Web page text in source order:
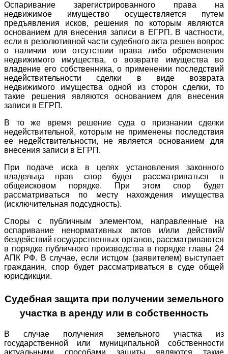
Оспаривание зарегистрированного права на
недвижимое имущество осуществляется путем
предъявления исков, решения по которым являются
основанием для внесения записи в ЕГРП. В частности,
если в резолютивной части судебного акта решен вопрос
о наличии или отсутствии права либо обременения
недвижимого имущества, о возврате имущества во
владение его собственника, о применении последствий
недействительности сделки в виде возврата
недвижимого имущества одной из сторон сделки, то
такие решения являются основанием для внесения
записи в ЕГРП.
В то же время решение суда о признании сделки
недействительной, которым не применены последствия
ее недействительности, не является основанием для
внесения записи в ЕГРП.
При подаче иска в целях установления законного
владельца прав спор будет рассматриваться в
общеисковом порядке. При этом спор будет
рассматриваться по месту нахождения имущества
(исключительная подсудность).
Споры с публичным элементом, направленные на
оспаривание ненормативных актов и/или действий/
бездействий государственных органов, рассматриваются
в порядке публичного производства в порядке главы 24
АПК РФ. В случае, если истцом (заявителем) выступает
гражданин, спор будет рассматриваться в суде общей
юрисдикции.
Судебная защита при получении земельного
участка в аренду или в собственность
В случае получения земельного участка из
государственной или муниципальной собственности